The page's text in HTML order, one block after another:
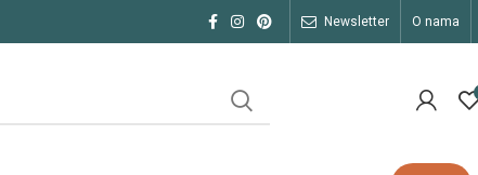
newsletter o nama